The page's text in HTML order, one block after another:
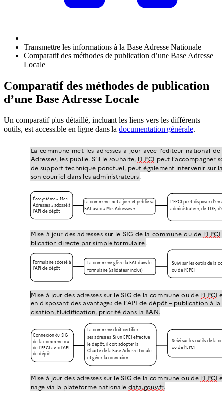
Transmettre les informations à la Base Adresse Nationale
Comparatif des méthodes de publication d’une Base Adresse
Locale
Comparatif des méthodes de publication
d’une Base Adresse Locale
Un comparatif plus détaillé, incluant les liens vers les différents
outils, est accessible en ligne dans la documentation générale.